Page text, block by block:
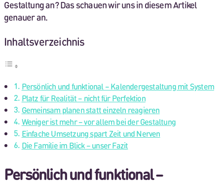
Gestaltung an? Das schauen wir uns in diesem Artikel
genauer an.
Inhaltsverzeichnis
Persönlich und funktional – Kalendergestaltung mit System
Platz für Realität – nicht für Perfektion
Gemeinsam planen statt einzeln reagieren
Weniger ist mehr – vor allem bei der Gestaltung
Einfache Umsetzung spart Zeit und Nerven
Die Familie im Blick – unser Fazit
Persönlich und funktional –